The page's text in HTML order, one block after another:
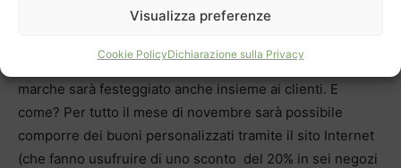
Visualizza preferenze
Cookie PolicyDichiarazione sulla Privacy
• Un mese di festa
Il compleanno del “gigante” dello shopping a grandi
marche sarà festeggiato anche insieme ai clienti. E
come? Per tutto il mese di novembre sarà possibile
comporre dei buoni personalizzati tramite il sito Internet
(che fanno usufruire di uno sconto del 20% in sei negozi